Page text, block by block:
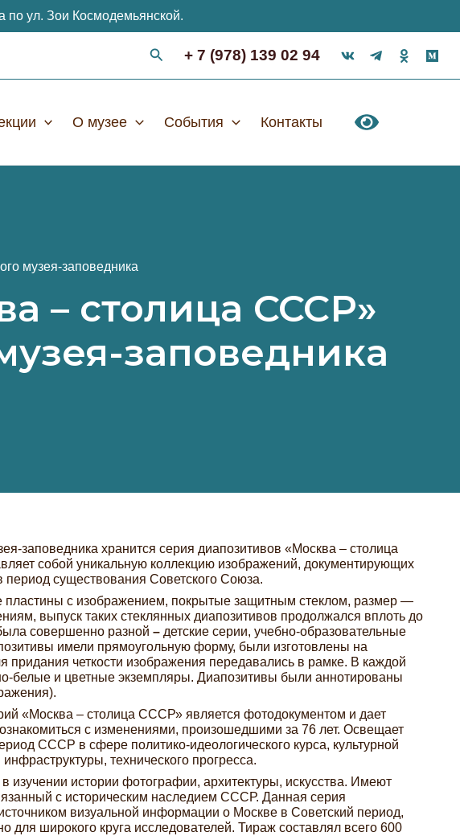
по ул. Зои Космодемьянской.
+ 7 (978) 139 02 94
О музее События Контакты
музея-заповедника
– столица СССР»
заповедника
заповедника хранится серия диапозитивов «Москва – столица
собой уникальную коллекцию изображений, документирующих
период существования Советского Союза.
пластины с изображением, покрытые защитным стеклом, размер —
выпуск таких стеклянных диапозитивов продолжался вплоть до
совершенно разной –детские серии, учебно-образовательные
имели прямоугольную форму, были изготовлены на
придания четкости изображения передавались в рамке. В каждой
белые и цветные экземпляры. Диапозитивы были аннотированы
«Москва – столица СССР» является фотодокументом и дает
с изменениями, произошедшими за 76 лет. Освещает
СССР в сфере политико-идеологического курса, культурной
технического прогресса.
изучении истории фотографии, архитектуры, искусства. Имеют
с историческим наследием СССР. Данная серия
визуальной информации о Москве в Советский период,
для широкого круга исследователей. Тираж составлял всего 600